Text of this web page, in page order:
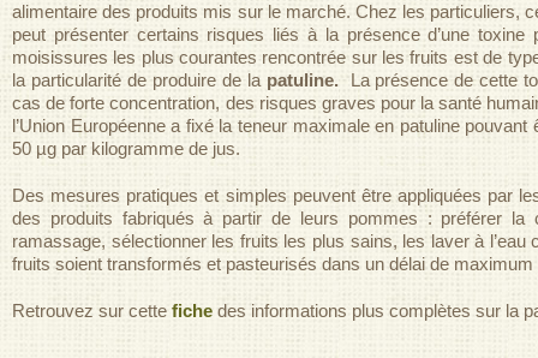
alimentaire des produits mis sur le marché. Chez les particuliers,
peut présenter certains risques liés à la présence d’une
moisissures les plus courantes rencontrée sur les fruits est de
la particularité de produire de la patuline. La présence de cette
cas de forte concentration, des risques graves pour la santé
l’Union Européenne a fixé la teneur maximale en patuline
50 µg par kilogramme de jus.
Des mesures pratiques et simples peuvent être appliquées par
des produits fabriqués à partir de leurs pommes : préférer
ramassage, sélectionner les fruits les plus sains, les laver à l’eau
fruits soient transformés et pasteurisés dans un délai de
Retrouvez sur cette fiche des informations plus complètes sur la